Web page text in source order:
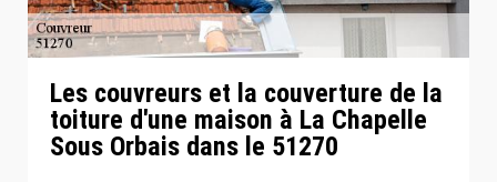
Les couvreurs et la couverture de la
toiture d'une maison à La Chapelle
Sous Orbais dans le 51270